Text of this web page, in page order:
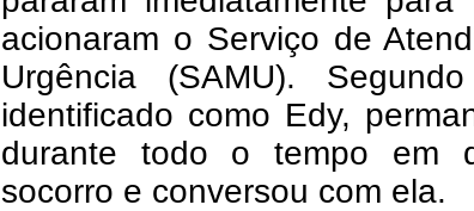
acionaram o Serviço de
Urgência (SAMU).
identificado como Edy,
durante todo o tempo em
socorro e conversou com ela.